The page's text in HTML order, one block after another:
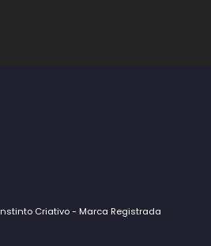
Criativo - Marca Registrada